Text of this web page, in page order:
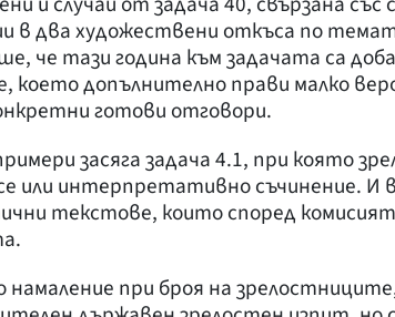
в два художествени откъса по
че тази година към задачата са
което допълнително прави малко
готови отговори.
засяга задача 4.1, при която
или интерпретативно съчинение. И
текстове, които според
при броя на